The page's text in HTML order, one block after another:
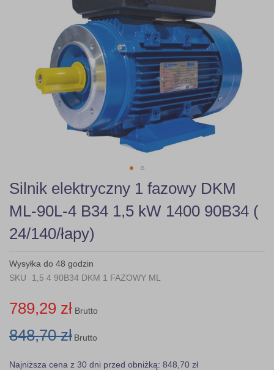
Skip
to
the
beginning
of
the
gallery
Silnik elektryczny 1 fazowy DKM
ML-90L-4 B34 1,5 kW 1400 90B34 (
24/140/łapy)
Wysyłka do 48 godzin
SKU
1,5 4 90B34 DKM 1 FAZOWY ML
789,29 zł Brutto
848,70 zł Brutto
Najniższa cena z 30 dni przed obniżką: 848,70 zł